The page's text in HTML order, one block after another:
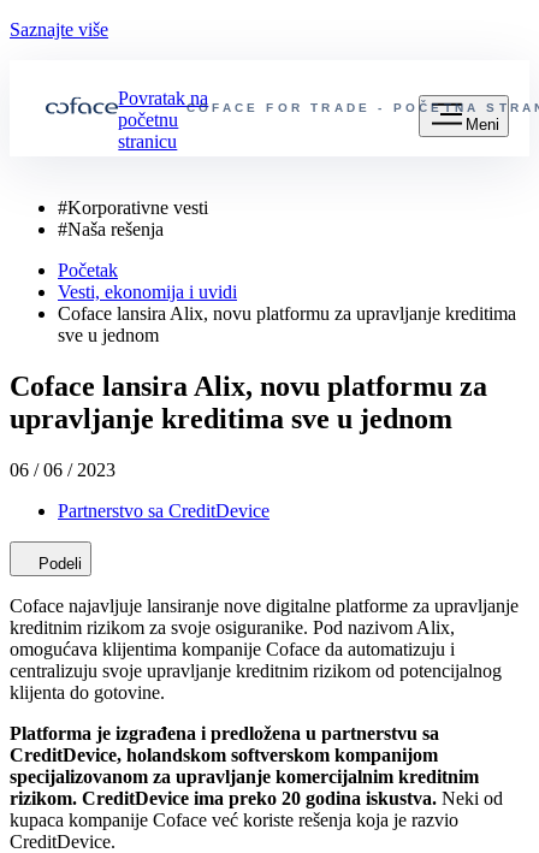
Saznajte više
COFACE FOR TRADE - POČETNA
Povratak na
početnu
stranicu
Meni
#Korporativne vesti
#Naša rešenja
Početak
Vesti, ekonomija i uvidi
Coface lansira Alix, novu platformu za upravljanje kreditima
sve u jednom
Coface lansira Alix, novu platformu za
upravljanje kreditima sve u jednom
06 / 06 / 2023
Partnerstvo sa CreditDevice
Podeli
Coface najavljuje lansiranje nove digitalne platforme za upravljanje
kreditnim rizikom za svoje osiguranike. Pod nazivom Alix,
omogućava klijentima kompanije Coface da automatizuju i
centralizuju svoje upravljanje kreditnim rizikom od potencijalnog
klijenta do gotovine.
Platforma je izgrađena i predložena u partnerstvu sa
CreditDevice, holandskom softverskom kompanijom
specijalizovanom za upravljanje komercijalnim kreditnim
rizikom. CreditDevice ima preko 20 godina iskustva. Neki od
kupaca kompanije Coface već koriste rešenja koja je razvio
CreditDevice.